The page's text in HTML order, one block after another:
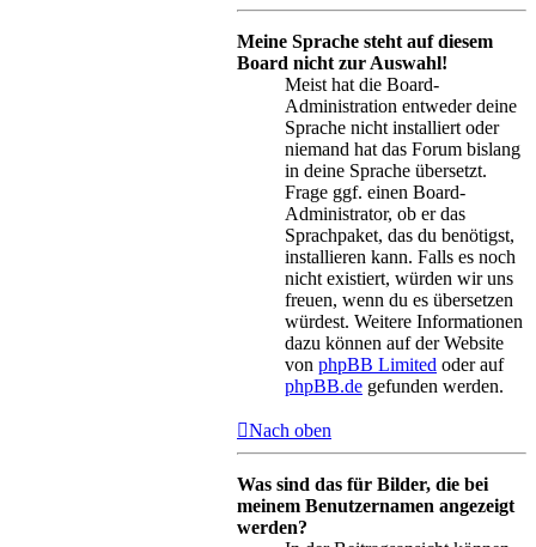
Meine Sprache steht auf diesem
Board nicht zur Auswahl!
Meist hat die Board-
Administration entweder deine
Sprache nicht installiert oder
niemand hat das Forum bislang
in deine Sprache übersetzt.
Frage ggf. einen Board-
Administrator, ob er das
Sprachpaket, das du benötigst,
installieren kann. Falls es noch
nicht existiert, würden wir uns
freuen, wenn du es übersetzen
würdest. Weitere Informationen
dazu können auf der Website
von phpBB Limited oder auf
phpBB.de gefunden werden.
Nach oben
Was sind das für Bilder, die bei
meinem Benutzernamen angezeigt
werden?